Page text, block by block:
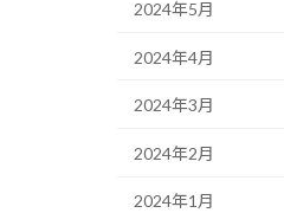
2024年5月
2024年4月
2024年3月
2024年2月
2024年1月